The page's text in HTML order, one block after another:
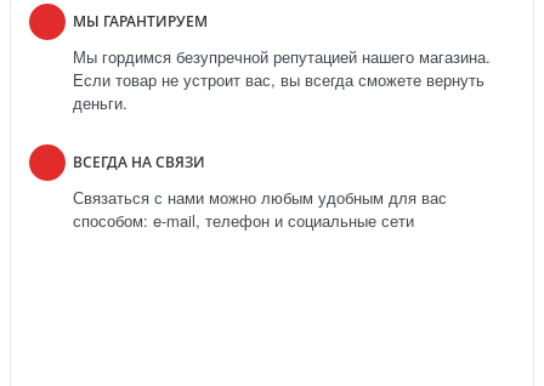
МЫ ГАРАНТИРУЕМ
Мы гордимся безупречной репутацией нашего магазина.
Если товар не устроит вас, вы всегда сможете вернуть
деньги.
ВСЕГДА НА СВЯЗИ
Связаться с нами можно любым удобным для вас
способом: e-mail, телефон и социальные сети